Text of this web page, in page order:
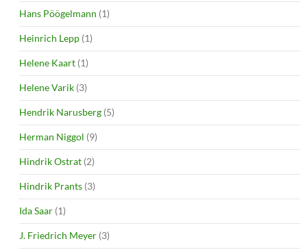
Hans Pöögelmann (1)
Heinrich Lepp (1)
Helene Kaart (1)
Helene Varik (3)
Hendrik Narusberg (5)
Herman Niggol (9)
Hindrik Ostrat (2)
Hindrik Prants (3)
Ida Saar (1)
J. Friedrich Meyer (3)